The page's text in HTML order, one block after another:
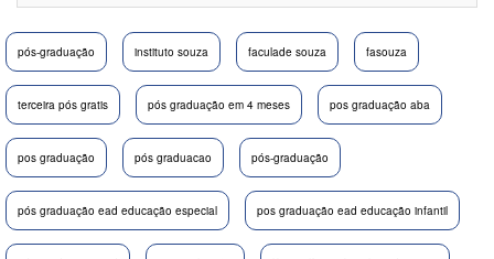
pós-graduação instituto souza faculade souza fasouza
terceira pós gratis pós graduação em 4 meses pos graduação aba
pos graduação pós graduacao pós-graduação
pós graduação ead educação especial pos graduação ead educação infantil